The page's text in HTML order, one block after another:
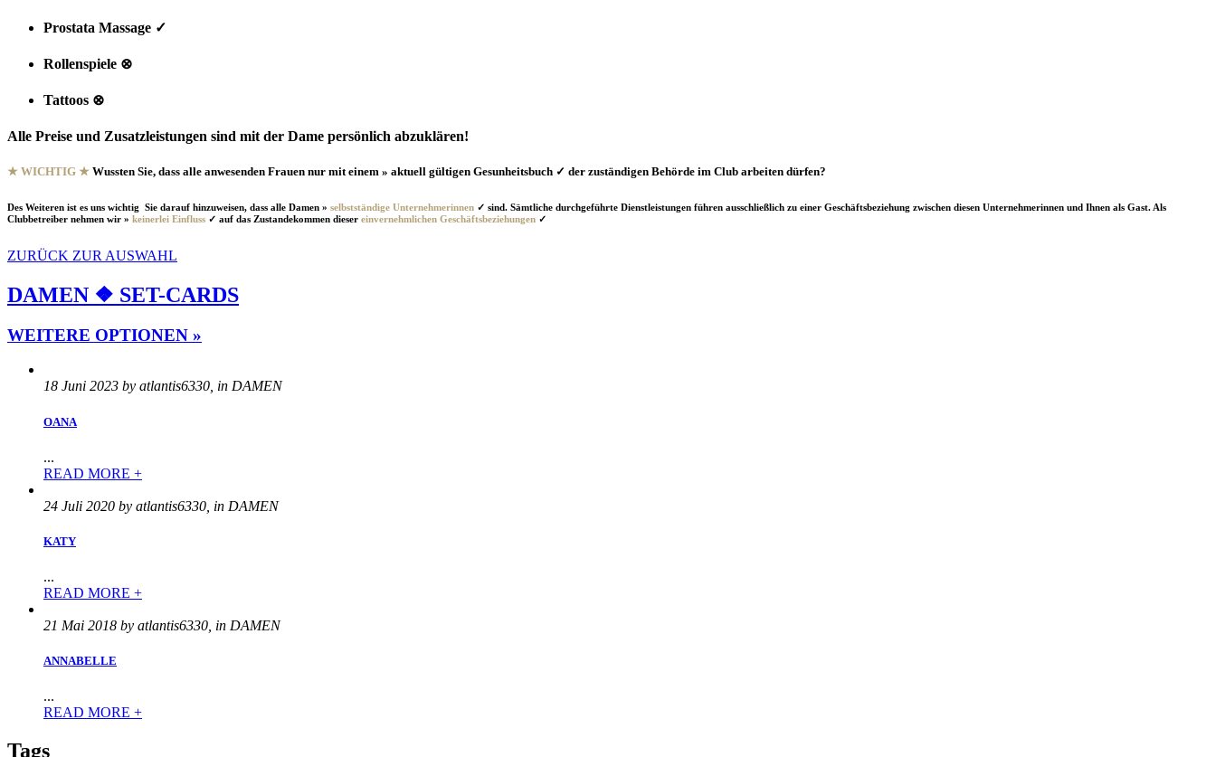
Prostata Massage ✓
Rollenspiele ⊗
Tattoos ⊗
Alle Preise und Zusatzleistungen sind mit der Dame persönlich abzuklären!
★ WICHTIG ★ Wussten Sie, dass alle anwesenden Frauen nur mit einem » aktuell gültigen Gesunheitsbuch ✓ der zuständigen Behörde im Club arbeiten dürfen?
Des Weiteren ist es uns wichtig Sie darauf hinzuweisen, dass alle Damen » selbstständige Unternehmerinnen ✓ sind. Sämtliche durchgeführte Dienstleistungen führen ausschließlich zu einer Geschäftsbeziehung zwischen diesen Unternehmerinnen und Ihnen als Gast. Als
Clubbetreiber nehmen wir » keinerlei Einfluss ✓ auf das Zustandekommen dieser einvernehmlichen Geschäftsbeziehungen ✓
ZURÜCK ZUR AUSWAHL
DAMEN ❖ SET-CARDS
WEITERE OPTIONEN »
18 Juni 2023 by atlantis6330, in DAMEN
OANA
...
READ MORE +
24 Juli 2020 by atlantis6330, in DAMEN
KATY
...
READ MORE +
21 Mai 2018 by atlantis6330, in DAMEN
ANNABELLE
...
READ MORE +
Tags